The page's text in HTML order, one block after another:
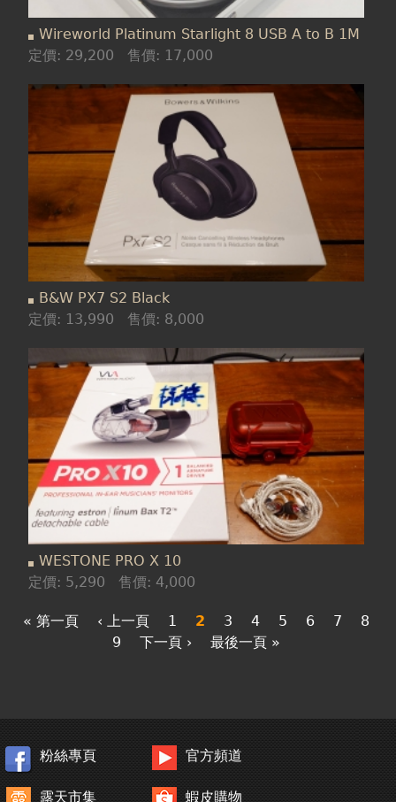
Wireworld Platinum Starlight 8 USB A to B 1M
定價: 29,200 售價: 17,000
B&W PX7 S2 Black
定價: 13,990 售價: 8,000
WESTONE PRO X 10
定價: 5,290 售價: 4,000
« 第一頁 ‹ 上一頁 1 2 3 4 5 6 7
8
9
下一頁 › 最後一頁 »
粉絲專頁 官方頻道
露天市集 蝦皮購物